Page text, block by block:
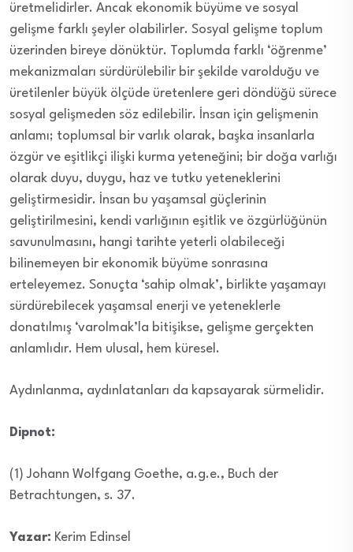
üretmelidirler. Ancak ekonomik büyüme ve sosyal
gelişme farklı şeyler olabilirler. Sosyal gelişme toplum
üzerinden bireye dönüktür. Toplumda farklı ‘öğrenme’
mekanizmaları sürdürülebilir bir şekilde varolduğu ve
üretilenler büyük ölçüde üretenlere geri döndüğü sürece
sosyal gelişmeden söz edilebilir. İnsan için gelişmenin
anlamı; toplumsal bir varlık olarak, başka insanlarla
özgür ve eşitlikçi ilişki kurma yeteneğini; bir doğa varlığı
olarak duyu, duygu, haz ve tutku yeteneklerini
geliştirmesidir. İnsan bu yaşamsal güçlerinin
geliştirilmesini, kendi varlığının eşitlik ve özgürlüğünün
savunulmasını, hangi tarihte yeterli olabileceği
bilinemeyen bir ekonomik büyüme sonrasına
erteleyemez. Sonuçta ‘sahip olmak’, birlikte yaşamayı
sürdürebilecek yaşamsal enerji ve yeteneklerle
donatılmış ‘varolmak’la bitişikse, gelişme gerçekten
anlamlıdır. Hem ulusal, hem küresel.
Aydınlanma, aydınlatanları da kapsayarak sürmelidir.
Dipnot:
(1) Johann Wolfgang Goethe, a.g.e., Buch der
Betrachtungen, s. 37.
Yazar: Kerim Edinsel